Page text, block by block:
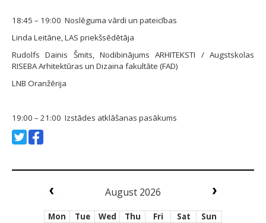
18:45 – 19:00 Noslēguma vārdi un pateicības
Linda Leitāne, LAS priekšsēdētāja
Rudolfs Dainis Šmits, Nodibinājums ARHITEKSTI / Augstskolas
RISEBA Arhitektūras un Dizaina fakultāte (FAD)
LNB Oranžērija
19:00 – 21:00 Izstādes atklāšanas pasākums
August 2026
Mon Tue Wed Thu Fri Sat
Sun